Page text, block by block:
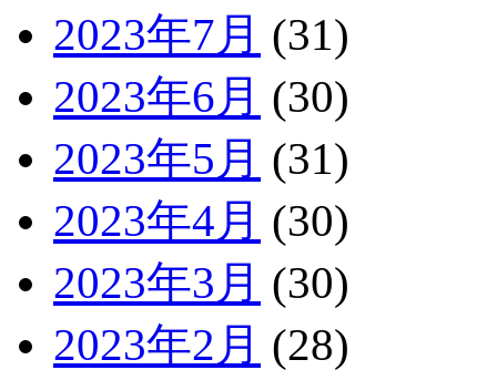
2023年7月 (31)
2023年6月 (30)
2023年5月 (31)
2023年4月 (30)
2023年3月 (30)
2023年2月 (28)